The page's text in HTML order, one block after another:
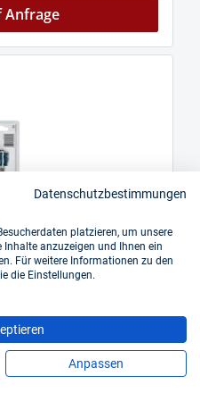
Anfrage
300 mm/ 12 Zoll
11 mm
Datenschutzbestimmungen
platzieren, um unsere
Inhalte anzuzeigen und Ihnen ein
Für weitere Informationen zu den
die Einstellungen.
Anpassen